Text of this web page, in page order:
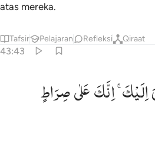
atas mereka.
Tafsir Pelajaran Refleksi Qiraat
43:43
على صراط مستقيم ٤٣
إِنَّكَ عَلَىٰ صِرَٰطٍۢ مُّسْتَقِيمٍۢ ٤٣
اِلَیْكَ ۚ اِنَّكَعَلٰیصِرَاطٍ